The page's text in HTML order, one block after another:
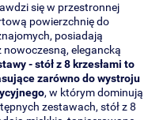
się w przestronnej
powierzchnię do
posiadają
elegancką
- stół z 8 krzesłami to
zarówno do wystroju
, w którym dominują
zestawach, stół z 8